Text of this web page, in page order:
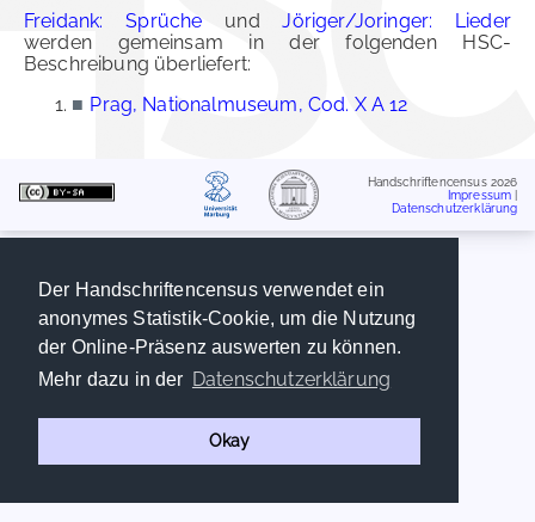
Der Handschriftencensus verwendet ein
anonymes Statistik-Cookie, um die Nutzung
der Online-Präsenz auswerten zu können.
Mehr dazu in der Datenschutzerklärung
Okay
Freidank: Sprüche undJöriger/Joringer: Lieder
werden gemeinsam in der folgenden HSC-
Beschreibung überliefert:
■ Prag, Nationalmuseum, Cod. X A 12
Handschriftencensus 2026
Impressum
Datenschutzerklärung